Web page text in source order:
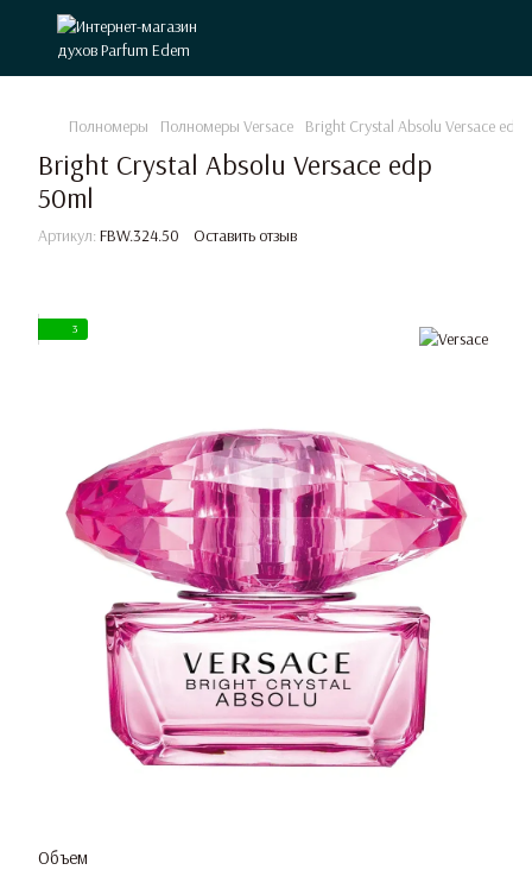
Полномеры Полномеры Versace Bright Crystal Absolu Versace edp
Bright Crystal Absolu Versace edp
50ml
Артикул: FBW.324.50 Оставить отзыв
3
Объем